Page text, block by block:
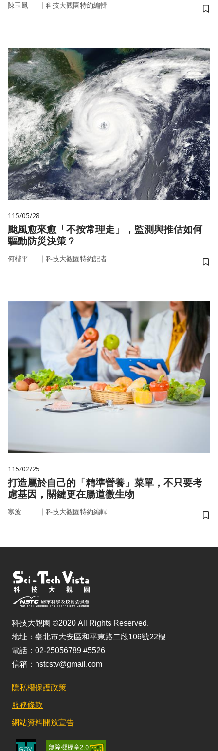
陳玉鳳 ｜ 科技大觀園特約編輯
儲
115/05/28
颱風愈來愈「不按常理走」，監測與推估如何
驅動防災決策？
何楷平 ｜ 科技大觀園特約記者
儲
115/02/25
打造屬於自己的「精準營養」菜單，不只要考
慮基因，關鍵更在腸道微生物
寒波 ｜ 科技大觀園特約編輯
儲
科技大觀園 ©2020 All Rights Reserved.
地址：臺北市大安區和平東路二段106號22樓
電話：02-25056789 #5526
信箱：nstcstv@gmail.com
隱私權保護政策
服務條款
網站資料開放宣告